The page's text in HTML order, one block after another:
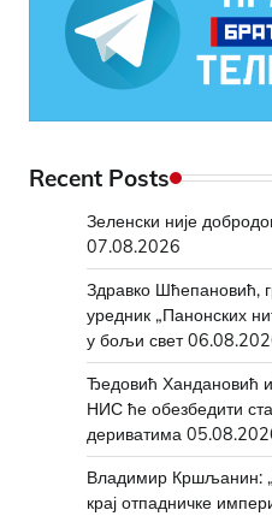
Recent Posts
Зеленски није
07.08.2026
Здравко Шћепановић,
уредник „Панонских
у бољи свет
Ђедовић Хандановић
НИС ће обезбедити
дериватима
Владимир Кршљанин:
крај отпадничке